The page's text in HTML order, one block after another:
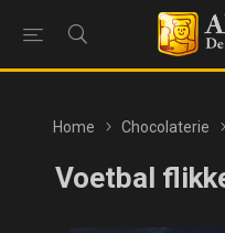
Home Chocolaterie
Voetbal